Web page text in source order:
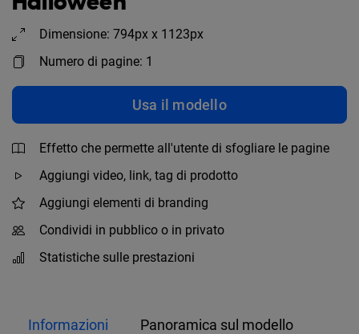
Dimensione: 794px x 1123px
Numero di pagine: 1
Usa il modello
Effetto che permette all'utente di sfogliare le pagine
Aggiungi video, link, tag di prodotto
Aggiungi elementi di branding
Condividi in pubblico o in privato
Statistiche sulle prestazioni
Informazioni Panoramica sul modello